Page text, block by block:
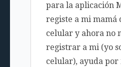
para la aplicación
registe a mi mamá
celular y ahora no
registrar a mi (yo
celular), ayuda por